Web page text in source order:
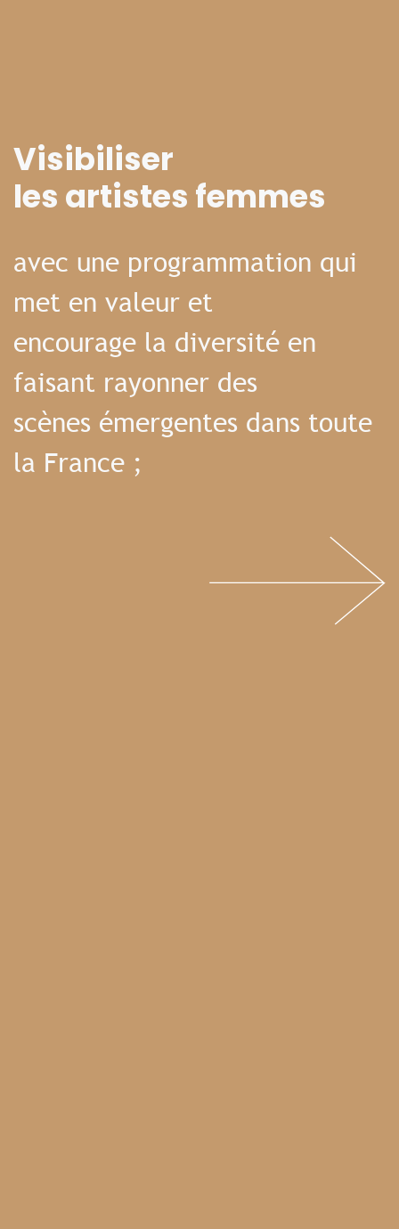
Visibiliser
les artistes femmes
avec une programmation qui
met en valeur et
encourage la diversité en
faisant rayonner des
scènes émergentes dans toute
la France ;